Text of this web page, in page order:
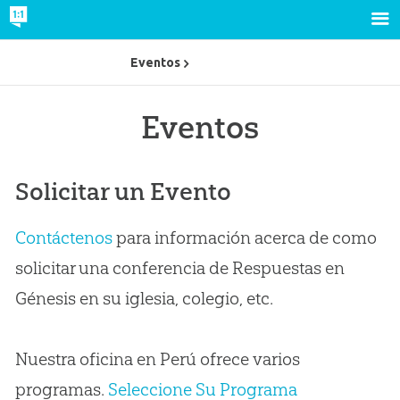
Eventos
Solicitar un Evento
Contáctenospara información acerca de como
solicitar una conferencia de Respuestas en
Génesis en su iglesia, colegio, etc.
Nuestra oficina en Perú ofrece varios
programas. Seleccione Su Programa
Eventos